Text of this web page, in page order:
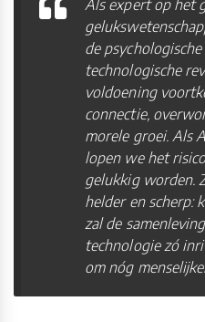
Als expert op het
de
technologische
voldoening
connectie,
morele groei. Als
lopen we het
gelukkig worden.
helder en scherp:
zal de
technologie zó
om nóg